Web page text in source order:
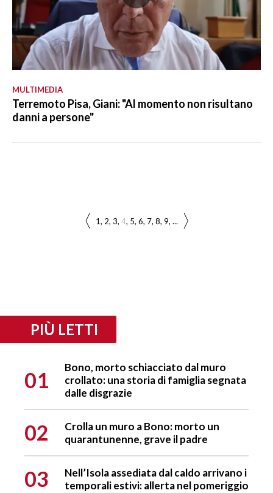
MULTIMEDIA
Terremoto Pisa, Giani: "Al momento non risultano
danni a persone"
1 2 3 4 5 6 7 8 9 ...
PIÙ LETTI
01
Bono, morto schiacciato dal muro
crollato: una storia di famiglia segnata
dalle disgrazie
02
Crolla un muro a Bono: morto un
quarantunenne, grave il padre
03
Nell’Isola assediata dal caldo arrivano i
temporali estivi: allerta nel pomeriggio